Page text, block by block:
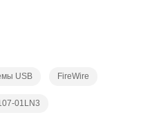
USB FireWire
01LN3